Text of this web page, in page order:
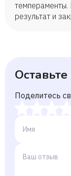
результат и
Поделитесь